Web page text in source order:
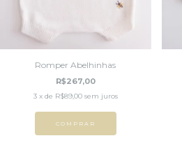
Romper Abelhinhas
R$267,00
3 x de R$89,00 sem juros
COMPRAR